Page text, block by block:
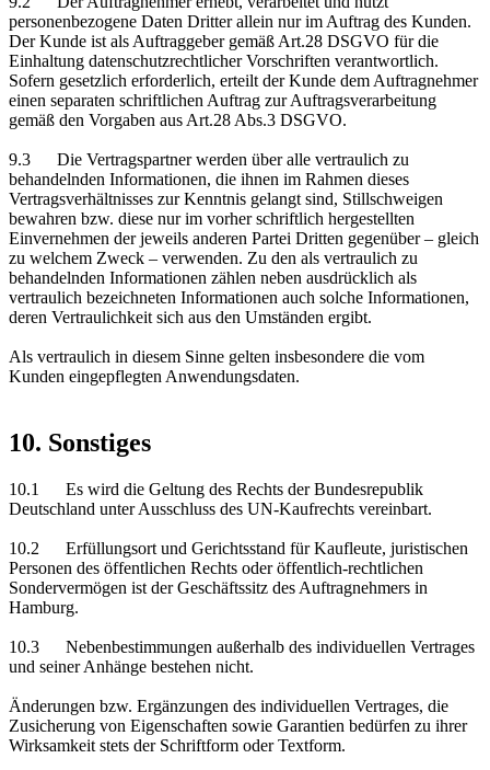
personenbezogene Daten Dritter allein nur im Auftrag des Kunden.
Der Kunde ist als Auftraggeber gemäß Art.28 DSGVO für die
Einhaltung datenschutzrechtlicher Vorschriften verantwortlich.
Sofern gesetzlich erforderlich, erteilt der Kunde dem Auftragnehmer
einen separaten schriftlichen Auftrag zur Auftragsverarbeitung
gemäß den Vorgaben aus Art.28 Abs.3 DSGVO.
9.3 Die Vertragspartner werden über alle vertraulich zu
behandelnden Informationen, die ihnen im Rahmen dieses
Vertragsverhältnisses zur Kenntnis gelangt sind, Stillschweigen
bewahren bzw. diese nur im vorher schriftlich hergestellten
Einvernehmen der jeweils anderen Partei Dritten gegenüber – gleich
zu welchem Zweck – verwenden. Zu den als vertraulich zu
behandelnden Informationen zählen neben ausdrücklich als
vertraulich bezeichneten Informationen auch solche Informationen,
deren Vertraulichkeit sich aus den Umständen ergibt.
Als vertraulich in diesem Sinne gelten insbesondere die vom
Kunden eingepflegten Anwendungsdaten.
10. Sonstiges
10.1 Es wird die Geltung des Rechts der Bundesrepublik
Deutschland unter Ausschluss des UN-Kaufrechts vereinbart.
10.2 Erfüllungsort und Gerichtsstand für Kaufleute, juristischen
Personen des öffentlichen Rechts oder öffentlich-rechtlichen
Sondervermögen ist der Geschäftssitz des Auftragnehmers in
Hamburg.
10.3 Nebenbestimmungen außerhalb des individuellen Vertrages
und seiner Anhänge bestehen nicht.
Änderungen bzw. Ergänzungen des individuellen Vertrages, die
Zusicherung von Eigenschaften sowie Garantien bedürfen zu ihrer
Wirksamkeit stets der Schriftform oder Textform.